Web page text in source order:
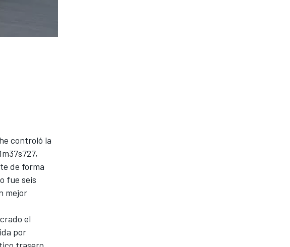
controló la
de forma
fue seis
mejor
el
por